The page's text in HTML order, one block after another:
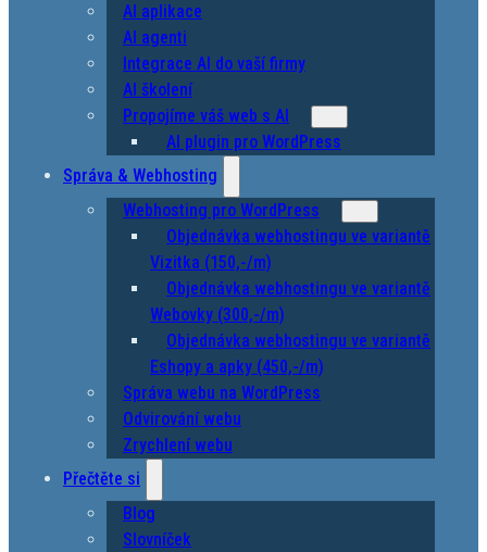
AI aplikace
AI agenti
Integrace AI do vaší firmy
AI školení
Propojíme váš web s AI
AI plugin pro WordPress
Správa & Webhosting
Webhosting pro WordPress
Objednávka webhostingu ve variantě
Vizitka (150,-/m)
Objednávka webhostingu ve variantě
Webovky (300,-/m)
Objednávka webhostingu ve variantě
Eshopy a apky (450,-/m)
Správa webu na WordPress
Odvirování webu
Zrychlení webu
Přečtěte si
Blog
Slovníček